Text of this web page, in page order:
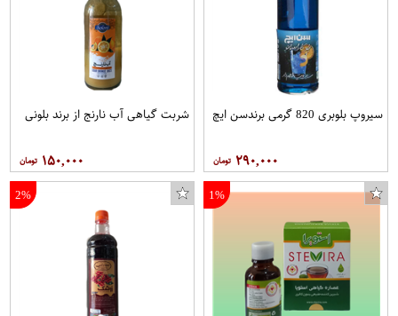
سیروپ بلوبری 820 گرمی برندسن ایچ
۲۹۰,۰۰۰
شربت گیاهی آب نارنج از برند بلونی
۱۵۰,۰۰۰
1%
2%